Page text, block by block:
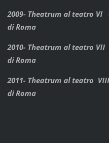
2009- Theatrum al teatro
di Roma
2010- Theatrum al teatro
di Roma
2011- Theatrum al teatro
di Roma